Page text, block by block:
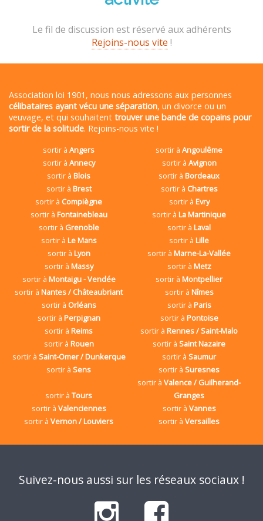
Le fil de discussion est réservé aux adhérents
Rejoins-nous vite !
Association loi 1901, nous nous adressons aux personnes
célibataires ayant vécu une séparation, un divorce ou un
veuvage, et qui souhaitent trouver une bande de copains pour
sortir de la solitude. Rejoins-nous vite !
sortir àAngers sortir àAngoulême
sortir à Annecy sortir à Avignon
sortir àBlois sortir àBordeaux
sortir à Brest sortir à Chartres
sortir à Compiègne sortir à Evry
sortir à Fontainebleau sortir àLa Martinique
sortir à Grenoble sortir àLaval
sortir à Le Mans sortir àLille
sortir à Lyon sortir àMarne-La-Vallée
sortir à Massy sortir à Metz
sortir à Montaigu - Vendée sortir àMontpellier
sortir àNantes / Châteaubriant sortir à Nîmes
sortir à Orléans sortir à Paris
sortir à Perpignan sortir à Pontoise
sortir àReims sortir àRennes / Saint-Malo
sortir à Rouen sortir àSaint Nazaire
sortir à Saint-Omer / Dunkerque sortir àSaumur
sortir àSens sortir àSuresnes
sortir àTours
sortir àValence / Guilherand-
Granges
sortir à Valenciennes sortir à Vannes
sortir àVernon / Louviers sortir àVersailles
Suivez-nous aussi sur les réseaux sociaux !